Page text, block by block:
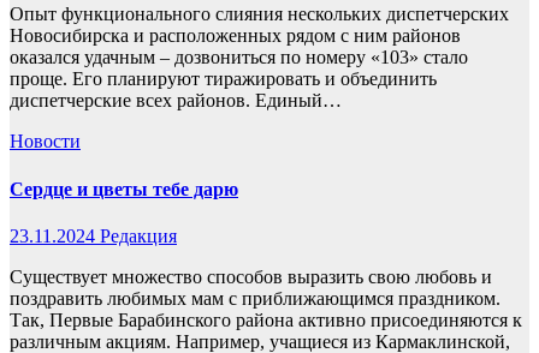
Опыт функционального слияния нескольких диспетчерских
Новосибирска и расположенных рядом с ним районов
оказался удачным – дозвониться по номеру «103» стало
проще. Его планируют тиражировать и объединить
диспетчерские всех районов. Единый…
Новости
Сердце и цветы тебе дарю
23.11.2024 Редакция
Существует множество способов выразить свою любовь и
поздравить любимых мам с приближающимся праздником.
Так, Первые Барабинского района активно присоединяются к
различным акциям. Например, учащиеся из Кармаклинской,